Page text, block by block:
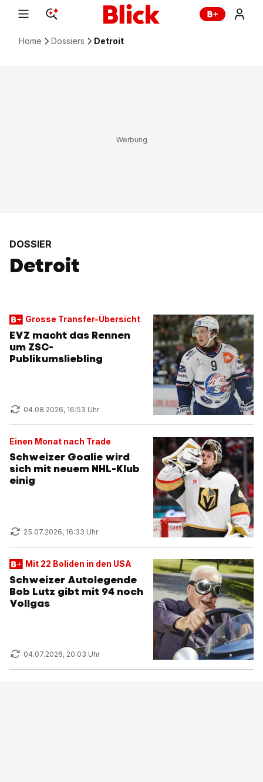
Home Dossiers Detroit
DOSSIER
Detroit
Grosse Transfer-Übersicht
EVZ macht das Rennen
um ZSC-
Publikumsliebling
04.08.2026, 16:53 Uhr
Einen Monat nach Trade
Schweizer Goalie wird
sich mit neuem NHL-Klub
einig
25.07.2026, 16:33 Uhr
Mit 22 Boliden in den USA
Schweizer Autolegende
Bob Lutz gibt mit 94 noch
Vollgas
04.07.2026, 20:03 Uhr